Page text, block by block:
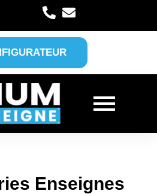
Enseignes